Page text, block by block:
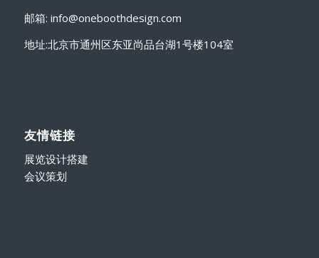
邮箱: info@oneboothdesign.com
地址:北京市通州区东亚尚品台湖1号楼104室
友情链接
展览设计搭建
会议策划